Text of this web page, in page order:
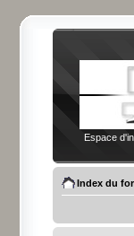
Espace
Index du